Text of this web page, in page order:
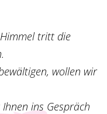
tritt die
wollen wir
ins Gespräch